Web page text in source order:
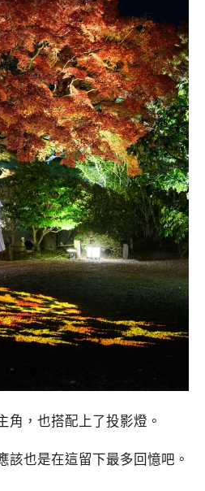
角，也搭配上了投影燈。
該也是在這留下最多回憶吧。